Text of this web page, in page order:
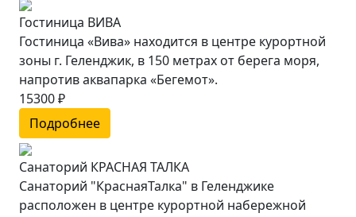
Гостиница ВИВА
Гостиница «Вива» находится в центре курортной
зоны г. Геленджик, в 150 метрах от берега моря,
напротив аквапарка «Бегемот».
15300 ₽
Подробнее
Санаторий КРАСНАЯ ТАЛКА
Санаторий "КраснаяТалка" в Геленджике
расположен в центре курортной набережной